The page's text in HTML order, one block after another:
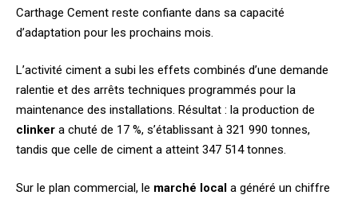
Carthage Cement reste confiante dans sa capacité
d’adaptation pour les prochains mois.
L’activité ciment a subi les effets combinés d’une demande
ralentie et des arrêts techniques programmés pour la
maintenance des installations. Résultat : la production de
clinker a chuté de 17 %, s’établissant à 321 990 tonnes,
tandis que celle de ciment a atteint 347 514 tonnes.
Sur le plan commercial, le marché local a généré un chiffre